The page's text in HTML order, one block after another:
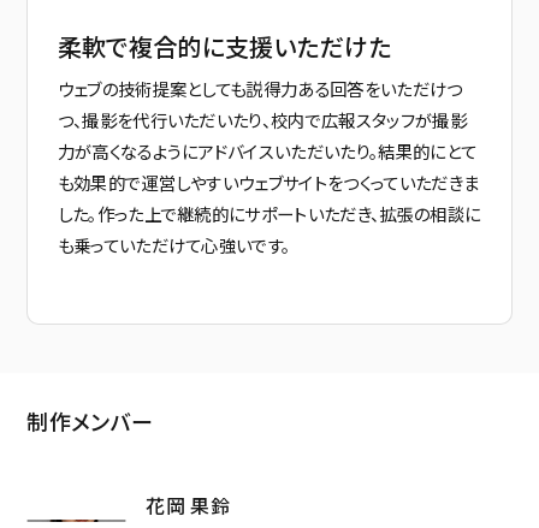
柔軟で複合的に支援いただけた
ウェブの技術提案としても説得力ある回答をいただけつ
つ、撮影を代行いただいたり、校内で広報スタッフが撮影
力が高くなるようにアドバイスいただいたり。結果的にとて
も効果的で運営しやすいウェブサイトをつくっていただきま
した。作った上で継続的にサポートいただき、拡張の相談に
も乗っていただけて心強いです。
制作メンバー
花岡 果鈴